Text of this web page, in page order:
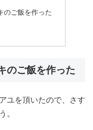
のご飯を作った
のご飯を作った
ユを頂いたので、さす
。